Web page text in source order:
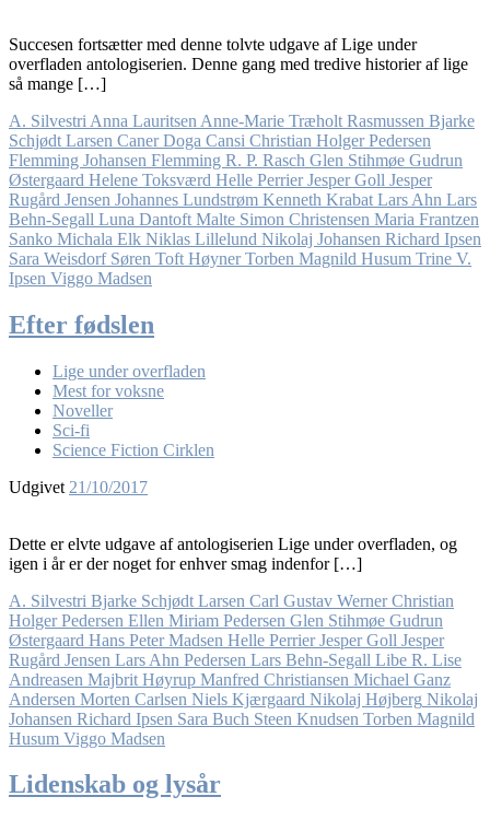
Succesen fortsætter med denne tolvte udgave af Lige under
overfladen antologiserien. Denne gang med tredive historier af lige
så mange […]
A. Silvestri Anna Lauritsen Anne-Marie Træholt Rasmussen Bjarke
Schjødt Larsen Caner Doga Cansi Christian Holger Pedersen
Flemming Johansen Flemming R. P. Rasch Glen Stihmøe Gudrun
Østergaard Helene Toksværd Helle Perrier Jesper Goll Jesper
Rugård Jensen Johannes Lundstrøm Kenneth Krabat Lars Ahn Lars
Behn-Segall Luna Dantoft Malte Simon Christensen Maria Frantzen
Sanko Michala Elk Niklas Lillelund Nikolaj Johansen Richard Ipsen
Sara Weisdorf Søren Toft Høyner Torben Magnild Husum Trine V.
Ipsen Viggo Madsen
Efter fødslen
Lige under overfladen
Mest for voksne
Noveller
Sci-fi
Science Fiction Cirklen
Udgivet 21/10/2017
Dette er elvte udgave af antologiserien Lige under overfladen, og
igen i år er der noget for enhver smag indenfor […]
A. Silvestri Bjarke Schjødt Larsen Carl Gustav Werner Christian
Holger Pedersen Ellen Miriam Pedersen Glen Stihmøe Gudrun
Østergaard Hans Peter Madsen Helle Perrier Jesper Goll Jesper
Rugård Jensen Lars Ahn Pedersen Lars Behn-Segall Libe R. Lise
Andreasen Majbrit Høyrup Manfred Christiansen Michael Ganz
Andersen Morten Carlsen Niels Kjærgaard Nikolaj Højberg Nikolaj
Johansen Richard Ipsen Sara Buch Steen Knudsen Torben Magnild
Husum Viggo Madsen
Lidenskab og lysår